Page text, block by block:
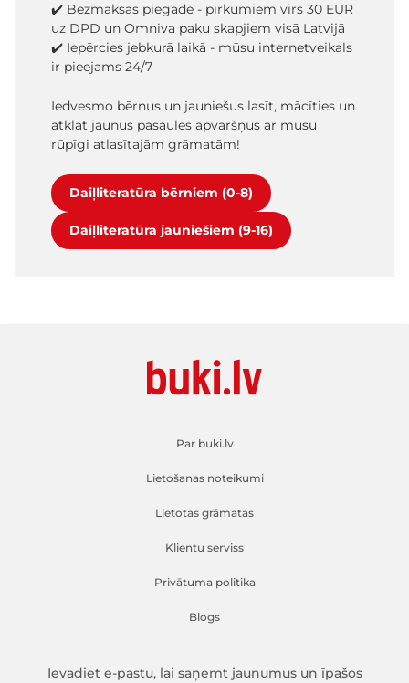
✔️ Bezmaksas piegāde - pirkumiem virs 30 EUR
uz DPD un Omniva paku skapjiem visā Latvijā
✔️ Iepērcies jebkurā laikā - mūsu internetveikals
ir pieejams 24/7
Iedvesmo bērnus un jauniešus lasīt, mācīties un
atklāt jaunus pasaules apvāršņus ar mūsu
rūpīgi atlasītajām grāmatām!
Daiļliteratūra bērniem (0-8)
Daiļliteratūra jauniešiem (9-16)
Par buki.lv
Lietošanas noteikumi
Lietotas grāmatas
Klientu serviss
Privātuma politika
Blogs
Ievadiet e-pastu, lai saņemt jaunumus un īpašos